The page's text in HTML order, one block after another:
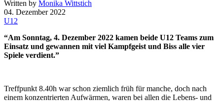
Written by Monika Wittstich
04. Dezember 2022
U12
“Am Sonntag, 4. Dezember 2022 kamen beide U12 Teams zum
Einsatz und gewannen mit viel Kampfgeist und Biss alle vier
Spiele verdient.”
Treffpunkt 8.40h war schon ziemlich früh für manche, doch nach
einem konzentrierten Aufwärmen, waren bei allen die Lebens- und